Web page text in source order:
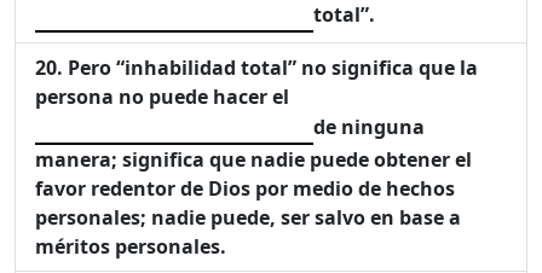
total”.
Pero “inhabilidad total” no significa que la
persona no puede hacer el
de ninguna
manera; significa que nadie puede obtener el
favor redentor de Dios por medio de hechos
personales; nadie puede, ser salvo en base a
méritos personales.